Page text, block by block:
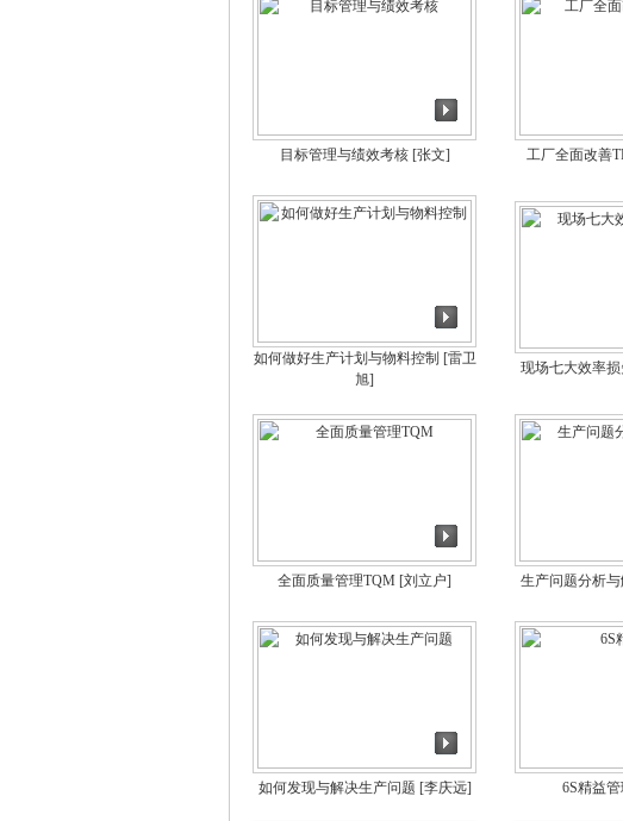
目标管理与绩效考核[张文] 工厂全面改善
如何做好生产计划与物料控制 [雷卫
旭]
现场七大效率
全面质量管理TQM [刘立户] 生产问题分析
如何发现与解决生产问题 [李庆远] 6S精益管